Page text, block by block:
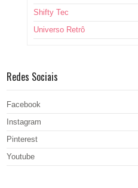
Shifty Tec
Universo Retrô
Redes Sociais
Facebook
Instagram
Pinterest
Youtube